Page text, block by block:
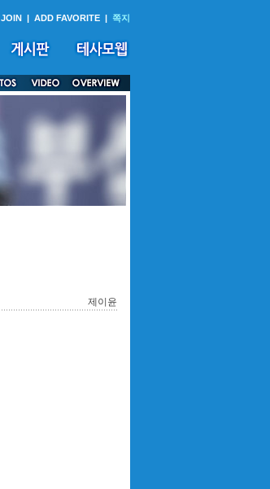
JOIN | ADD FAVORITE | 쪽지
제이윤